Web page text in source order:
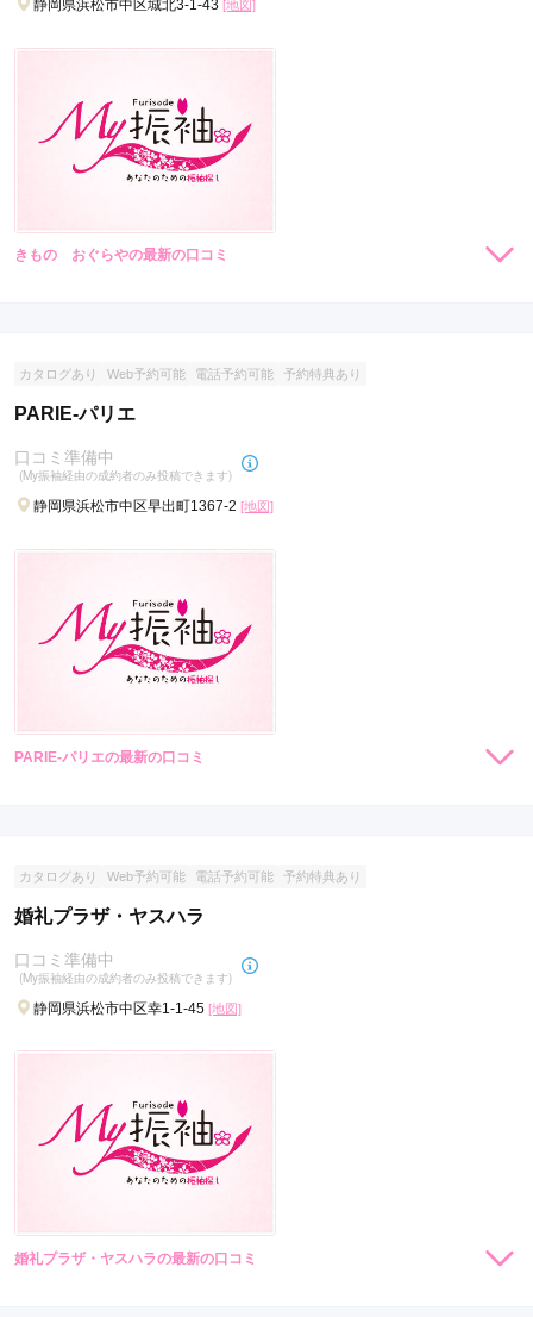
静岡県浜松市中区城北3-1-43 [地図]
きもの おぐらやの最新の口コミ
カタログあり Web予約可能 電話予約可能 予約特典あり
PARIE-パリエ
口コミ準備中
(My振袖経由の成約者のみ投稿できます)
静岡県浜松市中区早出町1367-2 [地図]
PARIE-パリエの最新の口コミ
カタログあり Web予約可能 電話予約可能 予約特典あり
婚礼プラザ・ヤスハラ
口コミ準備中
(My振袖経由の成約者のみ投稿できます)
静岡県浜松市中区幸1-1-45 [地図]
婚礼プラザ・ヤスハラの最新の口コミ